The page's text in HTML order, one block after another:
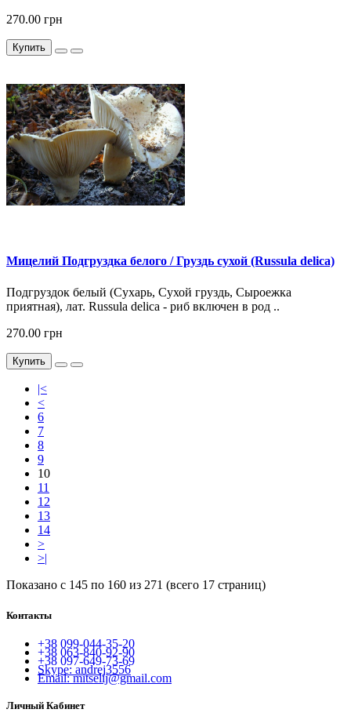
270.00 грн
Купить
Мицелий Подгруздка белого / Груздь сухой (Russula delica)
Подгруздок белый (Сухарь, Сухой груздь, Сыроежка
приятная), лат. Russula delica - риб включен в род ..
270.00 грн
Купить
|<
<
6
7
8
9
10
11
12
13
14
>
>|
Показано с 145 по 160 из 271 (всего 17 страниц)
Контакты
+38 099-044-35-20
+38 063-840-92-90
+38 097-649-73-69
Skype: andrej3556
Email: mitselij@gmail.com
Личный Кабинет